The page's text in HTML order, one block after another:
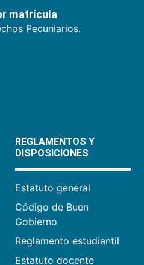
matrícula
Pecuniarios.
REGLAMENTOS Y
DISPOSICIONES
Estatuto general
Código de Buen
Gobierno
Reglamento estudiantil
Estatuto docente